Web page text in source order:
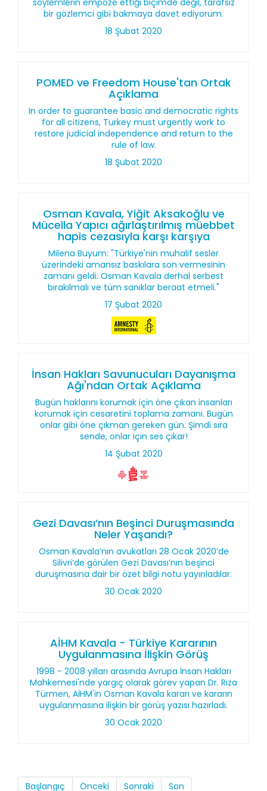
söylemlerin empoze ettiği biçimde değil, tarafsız
bir gözlemci gibi bakmaya davet ediyorum.
18 Şubat 2020
POMED ve Freedom House'tan Ortak
Açıklama
In order to guarantee basic and democratic rights
for all citizens, Turkey must urgently work to
restore judicial independence and return to the
rule of law.
18 Şubat 2020
Osman Kavala, Yiğit Aksakoğlu ve
Mücella Yapıcı ağırlaştırılmış müebbet
hapis cezasıyla karşı karşıya
Milena Buyum: "Türkiye'nin muhalif sesler
üzerindeki amansız baskılara son vermesinin
zamanı geldi. Osman Kavala derhal serbest
bırakılmalı ve tüm sanıklar beraat etmeli."
17 Şubat 2020
İnsan Hakları Savunucuları Dayanışma
Ağı'ndan Ortak Açıklama
Bugün haklarını korumak için öne çıkan insanları
korumak için cesaretini toplama zamanı. Bugün
onlar gibi öne çıkman gereken gün. Şimdi sıra
sende, onlar için ses çıkar!
14 Şubat 2020
Gezi Davası’nın Beşinci Duruşmasında
Neler Yaşandı?
Osman Kavala’nın avukatları 28 Ocak 2020’de
Silivri’de görülen Gezi Davası’nın beşinci
duruşmasına dair bir özet bilgi notu yayınladılar.
30 Ocak 2020
AİHM Kavala - Türkiye Kararının
Uygulanmasına İlişkin Görüş
1998 - 2008 yılları arasında Avrupa İnsan Hakları
Mahkemesi'nde yargıç olarak görev yapan Dr. Rıza
Türmen, AİHM'in Osman Kavala kararı ve kararın
uygulanmasına ilişkin bir görüş yazısı hazırladı.
30 Ocak 2020
Başlangıç Önceki Sonraki Son